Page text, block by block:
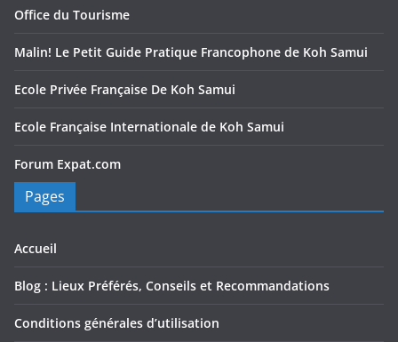
Office du Tourisme
Malin! Le Petit Guide Pratique Francophone de Koh Samui
Ecole Privée Française De Koh Samui
Ecole Française Internationale de Koh Samui
Forum Expat.com
Pages
Accueil
Blog : Lieux Préférés, Conseils et Recommandations
Conditions générales d’utilisation